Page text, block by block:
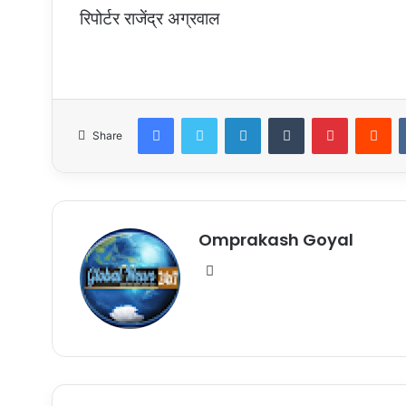
रिपोर्टर राजेंद्र अग्रवाल
Share
FacebookTwitter LinkedInTumblr Pinterest
Omprakash Goyal
Website